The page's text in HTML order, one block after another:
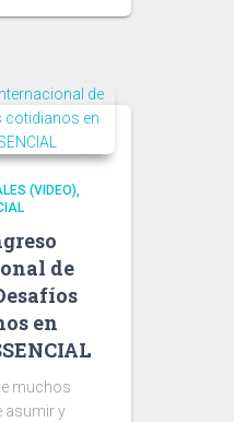
(VIDEO)
de
en
muchos
asumir y